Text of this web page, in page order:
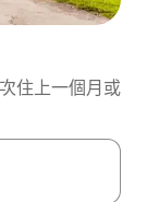
住上一個月或
輕點、滑動裝置。